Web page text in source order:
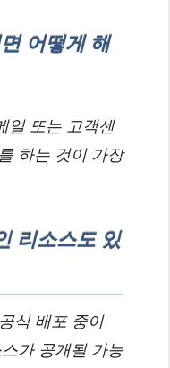
어떻게 해
일 또는 고객센
하는 것이 가장
리소스도 있
식 배포 중이
가 공개될 가능